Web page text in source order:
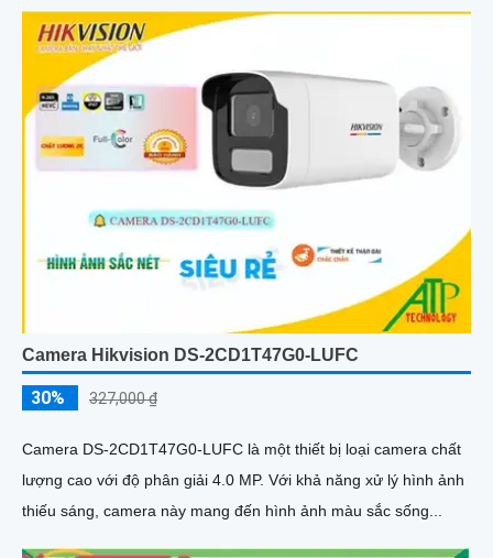
Camera Hikvision DS-2CD1T47G0-LUFC
30% 327,000 ₫
Camera DS-2CD1T47G0-LUFC là một thiết bị loại camera chất
lượng cao với độ phân giải 4.0 MP. Với khả năng xử lý hình ảnh
thiếu sáng, camera này mang đến hình ảnh màu sắc sống...